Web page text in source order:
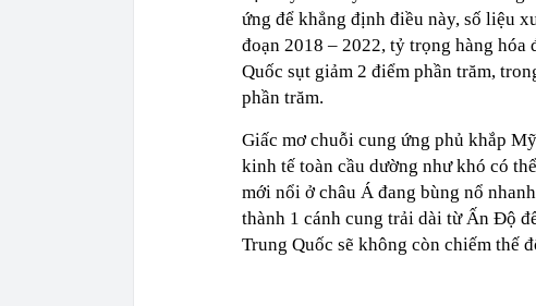
ứng để khẳng định điều này, số liệu
đoạn 2018 – 2022, tỷ trọng hàng
Quốc sụt giảm 2 điểm phần trăm,
phần trăm.
Giấc mơ chuỗi cung ứng phủ khắp
kinh tế toàn cầu dường như khó có
mới nổi ở châu Á đang bùng nổ
thành 1 cánh cung trải dài từ Ấn Độ
Trung Quốc sẽ không còn chiếm thế